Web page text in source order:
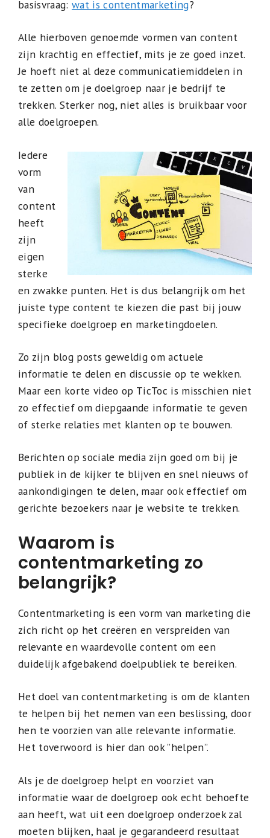
basisvraag: wat is contentmarketing?
Alle hierboven genoemde vormen van content
zijn krachtig en effectief, mits je ze goed inzet.
Je hoeft niet al deze communicatiemiddelen in
te zetten om je doelgroep naar je bedrijf te
trekken. Sterker nog, niet alles is bruikbaar voor
alle doelgroepen.
Iedere
vorm
van
content
heeft
zijn
eigen
sterke
en zwakke punten. Het is dus belangrijk om het
juiste type content te kiezen die past bij jouw
specifieke doelgroep en marketingdoelen.
Zo zijn blog posts geweldig om actuele
informatie te delen en discussie op te wekken.
Maar een korte video op TicToc is misschien niet
zo effectief om diepgaande informatie te geven
of sterke relaties met klanten op te bouwen.
Berichten op sociale media zijn goed om bij je
publiek in de kijker te blijven en snel nieuws of
aankondigingen te delen, maar ook effectief om
gerichte bezoekers naar je website te trekken.
Waarom is
contentmarketing zo
belangrijk?
Contentmarketing is een vorm van marketing die
zich richt op het creëren en verspreiden van
relevante en waardevolle content om een
duidelijk afgebakend doelpubliek te bereiken.
Het doel van contentmarketing is om de klanten
te helpen bij het nemen van een beslissing, door
hen te voorzien van alle relevante informatie.
Het toverwoord is hier dan ook ”helpen”.
Als je de doelgroep helpt en voorziet van
informatie waar de doelgroep ook echt behoefte
aan heeft, wat uit een doelgroep onderzoek zal
moeten blijken, haal je gegarandeerd resultaat